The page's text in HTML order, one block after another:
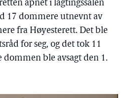
åpnet i lagtingssalen
17 dommere utnevnt av
fra Høyesterett. Det ble
for seg, og det tok 11
dommen ble avsagt den 1.